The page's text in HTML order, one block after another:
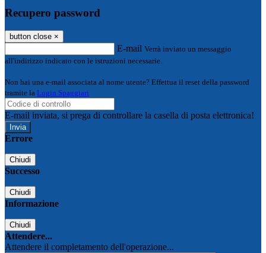
Recupero password
button close ×
E-mail Verrà inviato un messaggio
all'indirizzo indicato con le istruzioni necessarie.
Non hai una e-mail associata al nome utente? Effettua il reset della password
tramite la Login Spaggiari
E-mail inviata, si prega di controllare la casella di posta elettronica!
Errore
Chiudi
Successo
Chiudi
Informazione
Chiudi
Attendere...
Attendere il completamento dell'operazione...